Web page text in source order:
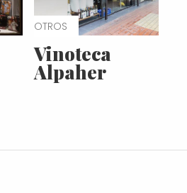
OTROS
Vinoteca
Alpaher